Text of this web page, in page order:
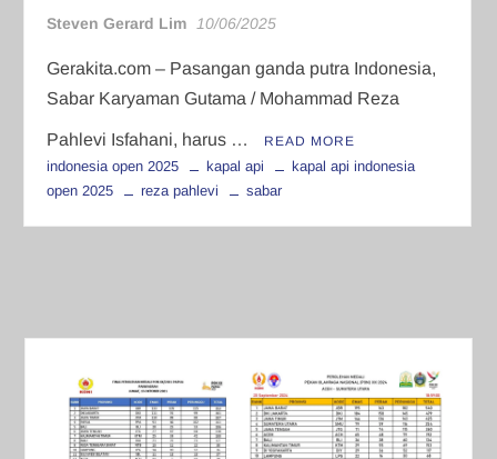
Steven Gerard Lim 10/06/2025
Gerakita.com – Pasangan ganda putra Indonesia,
Sabar Karyaman Gutama / Mohammad Reza
Pahlevi Isfahani, harus … READ MORE
indonesia open 2025 kapal api
kapal api indonesia
open 2025
reza pahlevi sabar